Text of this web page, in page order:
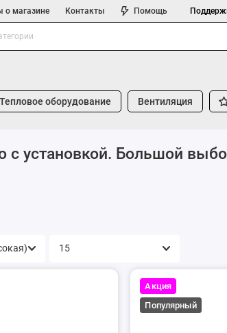
о магазине Контакты Помощь
Тепловое оборудование Вентиляция
установкой. Большой
Акция
Популярный